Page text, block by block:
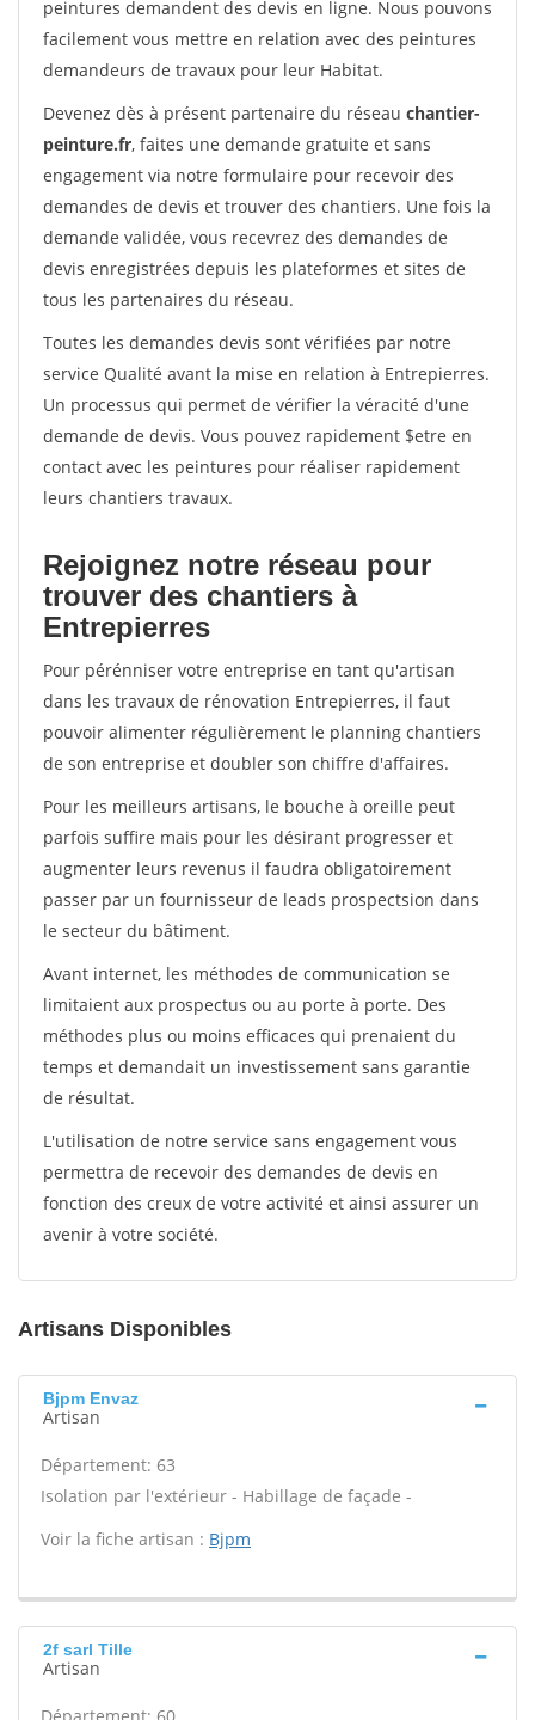
peintures demandent des devis en ligne. Nous pouvons
facilement vous mettre en relation avec des peintures
demandeurs de travaux pour leur Habitat.
Devenez dès à présent partenaire du réseau chantier-
peinture.fr, faites une demande gratuite et sans
engagement via notre formulaire pour recevoir des
demandes de devis et trouver des chantiers. Une fois la
demande validée, vous recevrez des demandes de
devis enregistrées depuis les plateformes et sites de
tous les partenaires du réseau.
Toutes les demandes devis sont vérifiées par notre
service Qualité avant la mise en relation à Entrepierres.
Un processus qui permet de vérifier la véracité d'une
demande de devis. Vous pouvez rapidement $etre en
contact avec les peintures pour réaliser rapidement
leurs chantiers travaux.
Rejoignez notre réseau pour
trouver des chantiers à
Entrepierres
Pour pérénniser votre entreprise en tant qu'artisan
dans les travaux de rénovation Entrepierres, il faut
pouvoir alimenter régulièrement le planning chantiers
de son entreprise et doubler son chiffre d'affaires.
Pour les meilleurs artisans, le bouche à oreille peut
parfois suffire mais pour les désirant progresser et
augmenter leurs revenus il faudra obligatoirement
passer par un fournisseur de leads prospectsion dans
le secteur du bâtiment.
Avant internet, les méthodes de communication se
limitaient aux prospectus ou au porte à porte. Des
méthodes plus ou moins efficaces qui prenaient du
temps et demandait un investissement sans garantie
de résultat.
L'utilisation de notre service sans engagement vous
permettra de recevoir des demandes de devis en
fonction des creux de votre activité et ainsi assurer un
avenir à votre société.
Artisans Disponibles
Bjpm Envaz
Artisan
Département: 63
Isolation par l'extérieur - Habillage de façade -
Voir la fiche artisan : Bjpm
2f sarl Tille
Artisan